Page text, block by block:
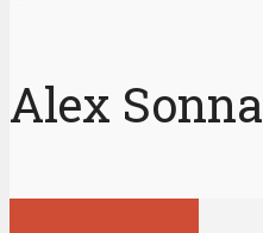
Alex Sonna